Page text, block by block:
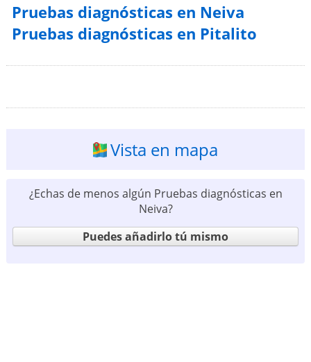
Pruebas diagnósticas en Neiva
Pruebas diagnósticas en Pitalito
Vista en mapa
¿Echas de menos algún Pruebas diagnósticas en
Neiva?
Puedes añadirlo tú mismo